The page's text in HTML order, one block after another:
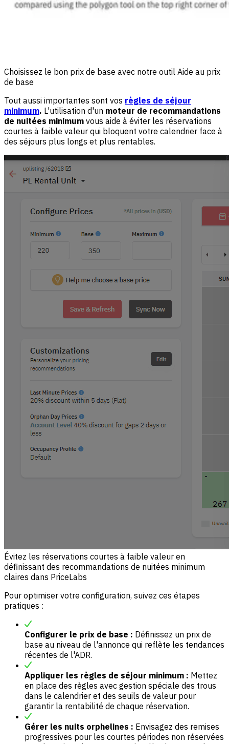
Choisissez le bon prix de base avec notre outil Aide au prix
de base
Tout aussi importantes sont vos règles de séjour
minimum. L'utilisation d'un moteur de recommandations
de nuitées minimum vous aide à éviter les réservations
courtes à faible valeur qui bloquent votre calendrier face à
des séjours plus longs et plus rentables.
Évitez les réservations courtes à faible valeur en
définissant des recommandations de nuitées minimum
claires dans PriceLabs
Pour optimiser votre configuration, suivez ces étapes
pratiques :
Configurer le prix de base : Définissez un prix de
base au niveau de l'annonce qui reflète les tendances
récentes de l'ADR.
Appliquer les règles de séjour minimum : Mettez
en place des règles avec gestion spéciale des trous
dans le calendrier et des seuils de valeur pour
garantir la rentabilité de chaque réservation.
Gérer les nuits orphelines : Envisagez des remises
progressives pour les courtes périodes non réservées